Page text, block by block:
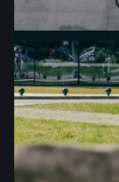
responsável
centenas de
eleição pouco